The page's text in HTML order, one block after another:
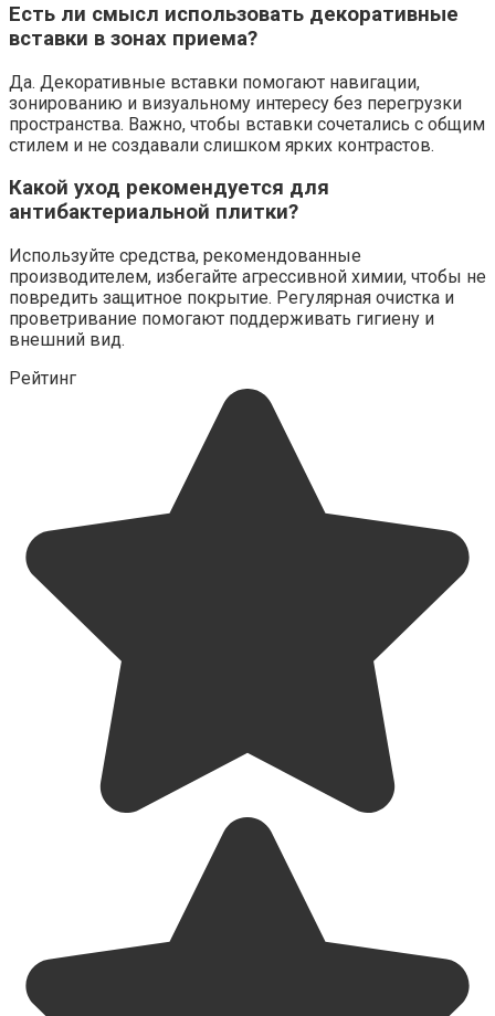
Есть ли смысл использовать декоративные
вставки в зонах приема?
Да. Декоративные вставки помогают навигации,
зонированию и визуальному интересу без перегрузки
пространства. Важно, чтобы вставки сочетались с общим
стилем и не создавали слишком ярких контрастов.
Какой уход рекомендуется для
антибактериальной плитки?
Используйте средства, рекомендованные
производителем, избегайте агрессивной химии, чтобы не
повредить защитное покрытие. Регулярная очистка и
проветривание помогают поддерживать гигиену и
внешний вид.
Рейтинг